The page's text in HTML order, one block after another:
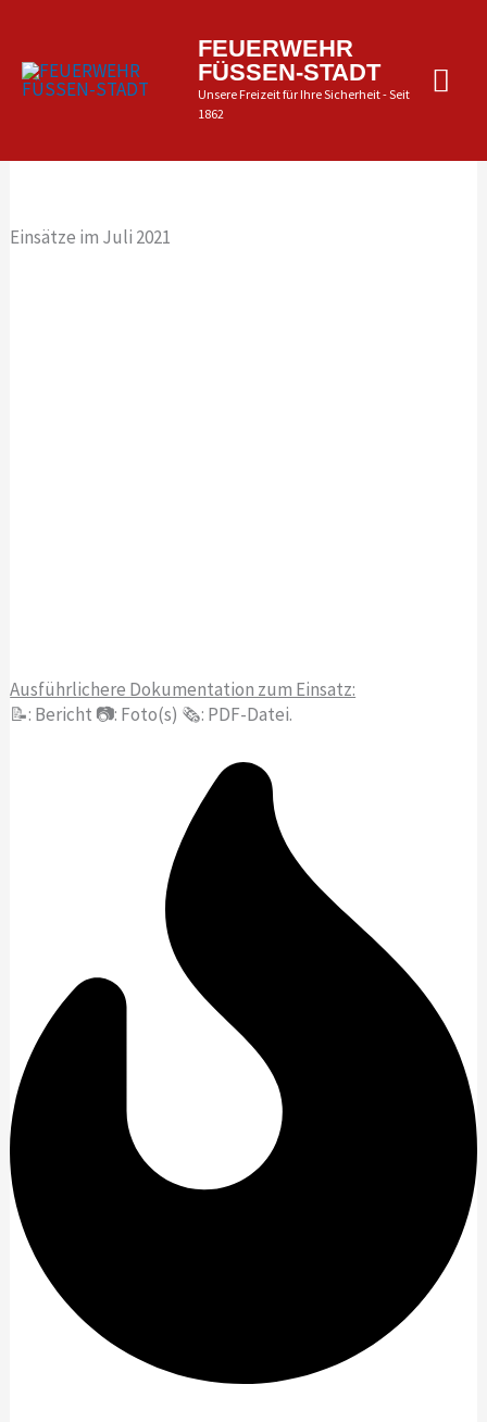
springen
FEUERWEHR
FÜSSEN-STADT
Unsere Freizeit für Ihre Sicherheit - Seit
1862
Einsätze im Juli 2021
Ausführlichere Dokumentation zum Einsatz:
📝: Bericht 📷: Foto(s) 🗞️: PDF-Datei.